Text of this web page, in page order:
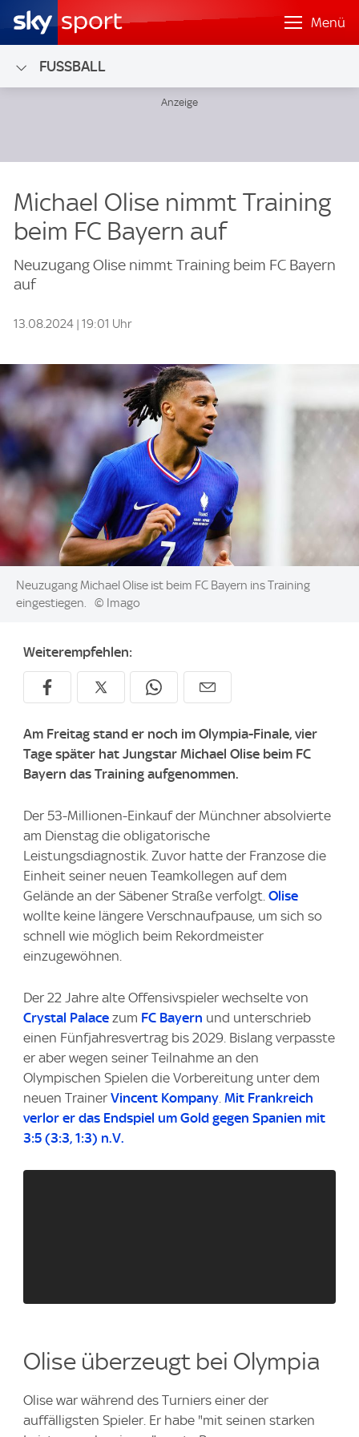
Menü
FUSSBALL
Michael Olise nimmt Training
beim FC Bayern auf
Neuzugang Olise nimmt Training beim FC Bayern
auf
13.08.2024 | 19:01 Uhr
Image:
Neuzugang Michael Olise ist beim FC Bayern ins Training
eingestiegen.
© Imago
Weiterempfehlen:
Am Freitag stand er noch im Olympia-Finale, vier
Tage später hat Jungstar Michael Olise beim FC
Bayern das Training aufgenommen.
Der 53-Millionen-Einkauf der Münchner absolvierte
am Dienstag die obligatorische
Leistungsdiagnostik. Zuvor hatte der Franzose die
Einheit seiner neuen Teamkollegen auf dem
Gelände an der Säbener Straße verfolgt. Olise
wollte keine längere Verschnaufpause, um sich so
schnell wie möglich beim Rekordmeister
einzugewöhnen.
Der 22 Jahre alte Offensivspieler wechselte von
Crystal Palace zum FC Bayern und unterschrieb
einen Fünfjahresvertrag bis 2029. Bislang verpasste
er aber wegen seiner Teilnahme an den
Olympischen Spielen die Vorbereitung unter dem
neuen Trainer Vincent Kompany. Mit Frankreich
verlor er das Endspiel um Gold gegen Spanien mit
3:5 (3:3, 1:3) n.V.
Olise überzeugt bei Olympia
Olise war während des Turniers einer der
auffälligsten Spieler. Er habe "mit seinen starken